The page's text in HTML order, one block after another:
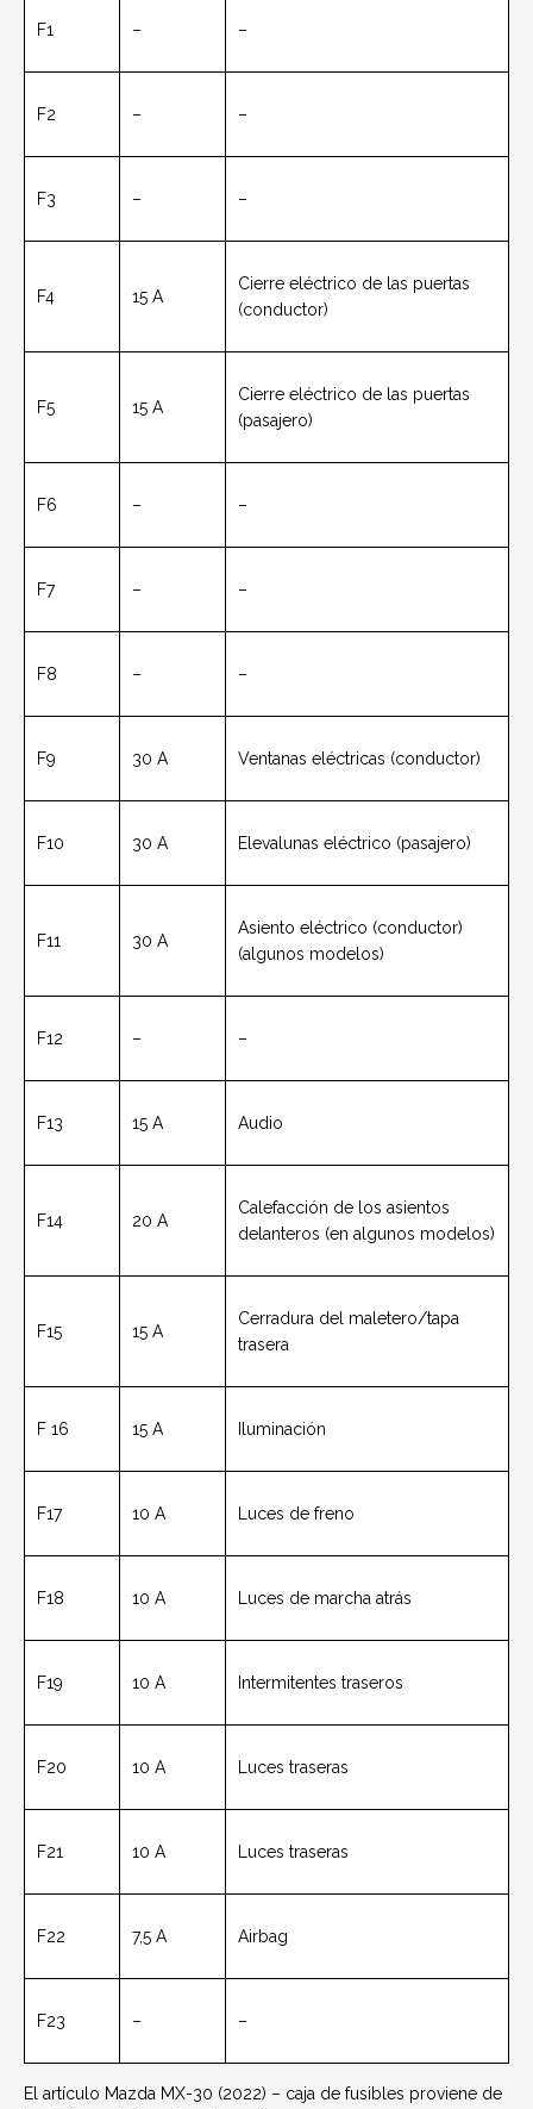
F1 – –
F2 – –
F3 – –
F4 15 A
Cierre eléctrico de las puertas
(conductor)
F5 15 A
Cierre eléctrico de las puertas
(pasajero)
F6 – –
F7 – –
F8 – –
F9 30 A Ventanas eléctricas (conductor)
F10 30 A Elevalunas eléctrico (pasajero)
F11 30 A
Asiento eléctrico (conductor)
(algunos modelos)
F12 – –
F13 15 A Audio
F14 20 A
Calefacción de los asientos
delanteros (en algunos modelos)
F15 15 A
Cerradura del maletero/tapa
trasera
F 16 15 A Iluminación
F17 10 A Luces de freno
F18 10 A Luces de marcha atrás
F19 10 A Intermitentes traseros
F20 10 A Luces traseras
F21 10 A Luces traseras
F22 7,5 A Airbag
F23 – –
El artículo Mazda MX-30 (2022) – caja de fusibles proviene de